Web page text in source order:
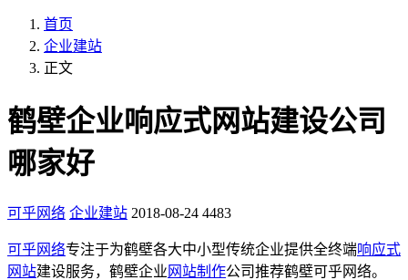
首页
企业建站
正文
鹤壁企业响应式网站建设公司
哪家好
可乎网络 企业建站 2018-08-24 4483
可乎网络专注于为鹤壁各大中小型传统企业提供全终端响应式
网站建设服务，鹤壁企业 网站制作公司推荐鹤壁可乎网络。